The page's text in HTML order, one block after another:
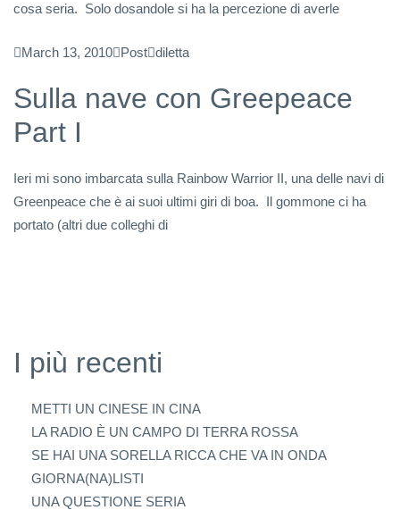
cosa seria. Solo dosandole si ha la percezione di averle
March 13, 2010 Post diletta
Sulla nave con Greepeace
Part I
Ieri mi sono imbarcata sulla Rainbow Warrior II, una delle navi di
Greenpeace che è ai suoi ultimi giri di boa. Il gommone ci ha
portato (altri due colleghi di
I più recenti
METTI UN CINESE IN CINA
LA RADIO È UN CAMPO DI TERRA ROSSA
SE HAI UNA SORELLA RICCA CHE VA IN ONDA
GIORNA(NA)LISTI
UNA QUESTIONE SERIA